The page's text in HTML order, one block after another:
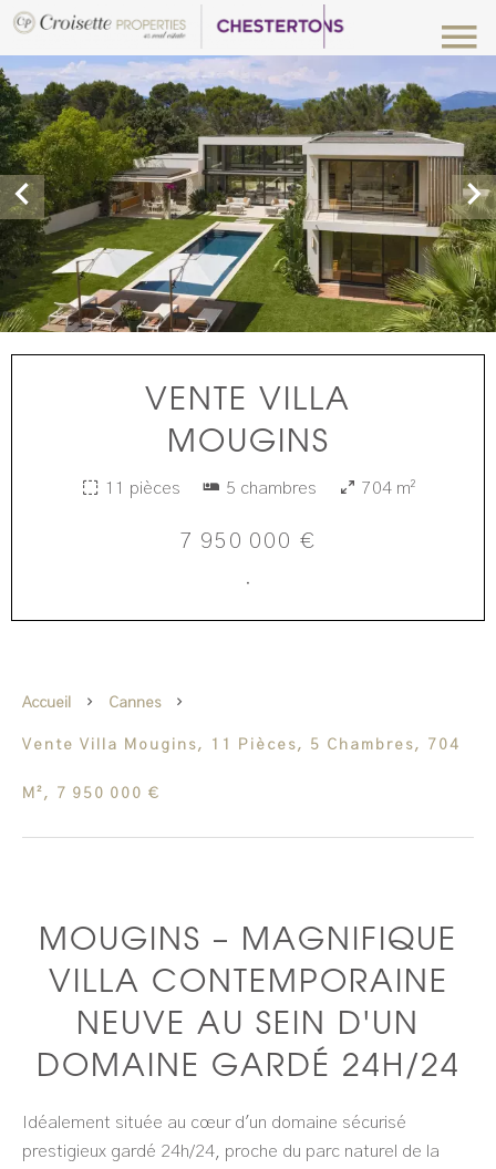
VENTE VILLA
MOUGINS
11 pièces 5 chambres 704 m²
7 950 000 €
·
Accueil Cannes
Vente Villa Mougins, 11 Pièces, 5 Chambres, 704
M², 7 950 000 €
MOUGINS – MAGNIFIQUE
VILLA CONTEMPORAINE
NEUVE AU SEIN D'UN
DOMAINE GARDÉ 24H/24
Idéalement située au cœur d'un domaine sécurisé
prestigieux gardé 24h/24, proche du parc naturel de la